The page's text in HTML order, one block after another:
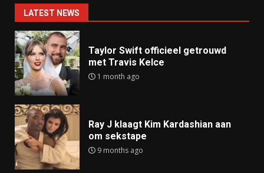
LATEST NEWS
Taylor Swift officieel getrouwd
met Travis Kelce
1 month ago
Ray J klaagt Kim Kardashian aan
om sekstape
9 months ago